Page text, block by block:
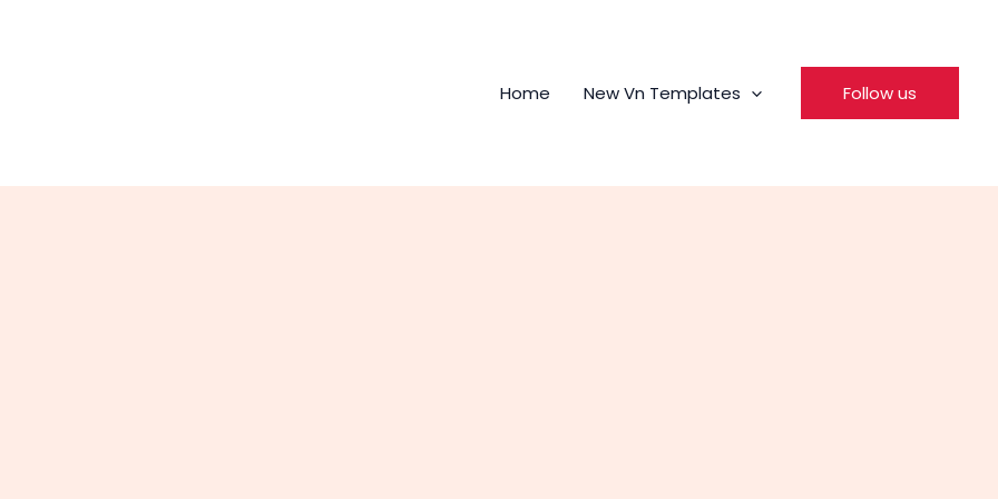
Home
New Vn Templates Follow us